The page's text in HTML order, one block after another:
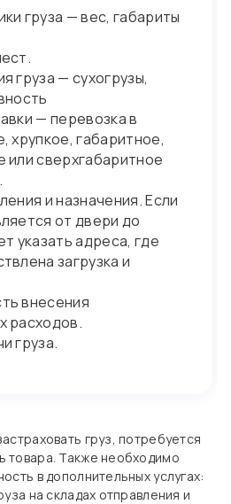
груза — вес, габариты
груза — сухогрузы,
— перевозка в
хрупкое, габаритное,
или сверхгабаритное
и назначения. Если
от двери до
указать адреса, где
загрузка и
внесения
расходов.
груза.
груз, потребуется
товара. Также необходимо
в дополнительных услугах:
на складах отправления и